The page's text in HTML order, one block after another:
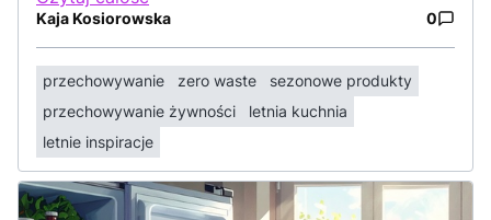
Kaja Kosiorowska 0
przechowywanie zero waste
sezonowe produkty
przechowywanie żywności
letnia kuchnia
letnie inspiracje